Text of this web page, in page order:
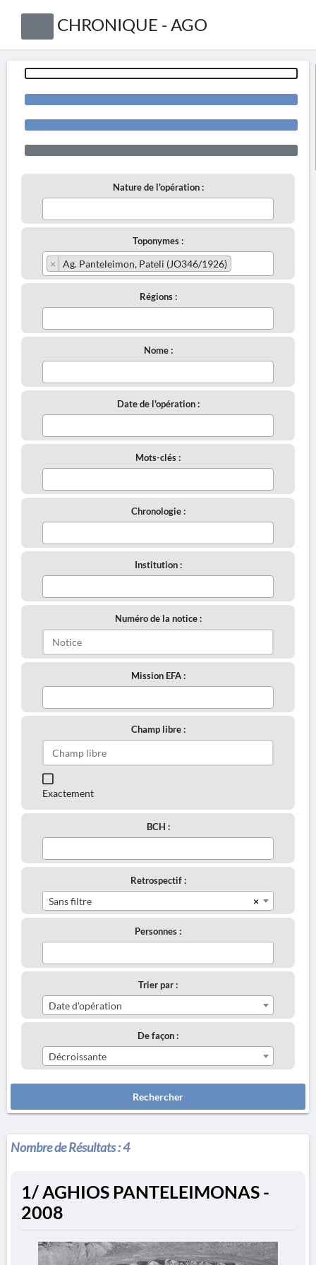
CHRONIQUE - AGO
Nature de l'opération :
Toponymes :
× Ag. Panteleimon, Pateli (JO346/1926)
Régions :
Nome :
Date de l'opération :
Mots-clés :
Chronologie :
Institution :
Numéro de la notice :
Mission EFA :
Champ libre :
Exactement
BCH :
Retrospectif :
×
Sans filtre
Personnes :
Trier par :
Date d'opération
De façon :
Décroissante
Rechercher
Nombre de Résultats :4
1/ AGHIOS PANTELEIMONAS -
2008